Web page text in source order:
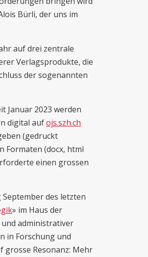
Bürli, der uns im
auf drei zentrale
Verlagsprodukte, die
der sogenannten
Januar 2023 werden
digital aufojs.szh.ch
(gedruckt
Formaten (docx, html
einen grossen
des letzten
» im Haus der
administrativer
in Forschung und
grosse Resonanz: Mehr